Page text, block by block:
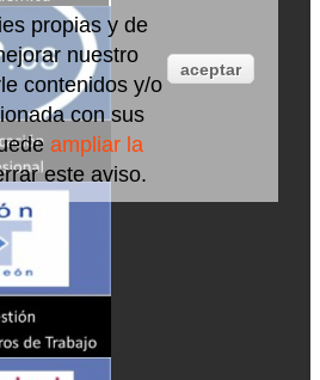
propias y de
nuestro
contenidos y/o
con sus
ampliar la
este aviso.
aceptar